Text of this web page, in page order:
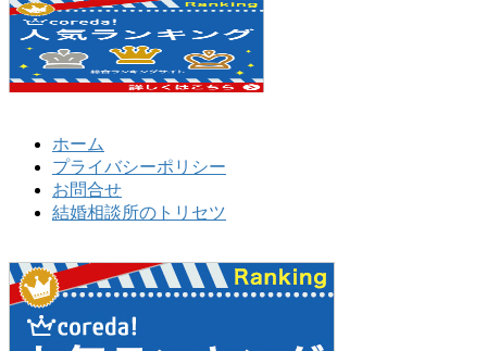
ホーム
プライバシーポリシー
お問合せ
結婚相談所のトリセツ